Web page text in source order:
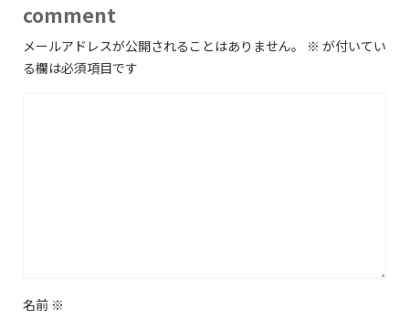
comment
メールアドレスが公開されることはありません。 ※ が付いてい
る欄は必須項目です
名前 ※